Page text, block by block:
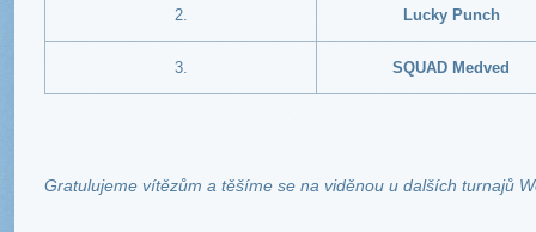
2. Lucky Punch
3. SQUAD Medved
Gratulujeme vítězům a těšíme se na viděnou u dalších turnajů